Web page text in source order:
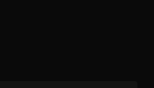
de simples